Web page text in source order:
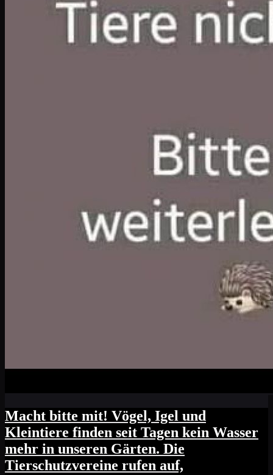
Macht bitte mit! Vögel, Igel und
Kleintiere finden seit Tagen kein Wasser
mehr in unseren Gärten. Die
Tierschutzvereine rufen auf,